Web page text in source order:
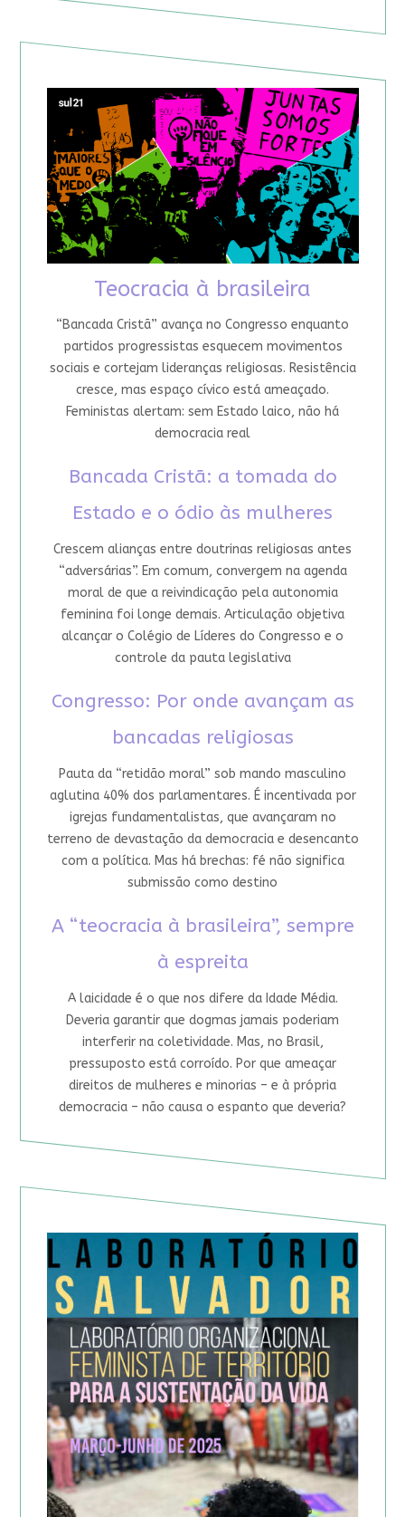
Teocracia à brasileira
“Bancada Cristã” avança no Congresso enquanto
partidos progressistas esquecem movimentos
sociais e cortejam lideranças religiosas. Resistência
cresce, mas espaço cívico está ameaçado.
Feministas alertam: sem Estado laico, não há
democracia real
Bancada Cristã: a tomada do
Estado e o ódio às mulheres
Crescem alianças entre doutrinas religiosas antes
“adversárias”. Em comum, convergem na agenda
moral de que a reivindicação pela autonomia
feminina foi longe demais. Articulação objetiva
alcançar o Colégio de Líderes do Congresso e o
controle da pauta legislativa
Congresso: Por onde avançam as
bancadas religiosas
Pauta da “retidão moral” sob mando masculino
aglutina 40% dos parlamentares. É incentivada por
igrejas fundamentalistas, que avançaram no
terreno de devastação da democracia e desencanto
com a política. Mas há brechas: fé não significa
submissão como destino
A “teocracia à brasileira”, sempre
à espreita
A laicidade é o que nos difere da Idade Média.
Deveria garantir que dogmas jamais poderiam
interferir na coletividade. Mas, no Brasil,
pressuposto está corroído. Por que ameaçar
direitos de mulheres e minorias – e à própria
democracia – não causa o espanto que deveria?